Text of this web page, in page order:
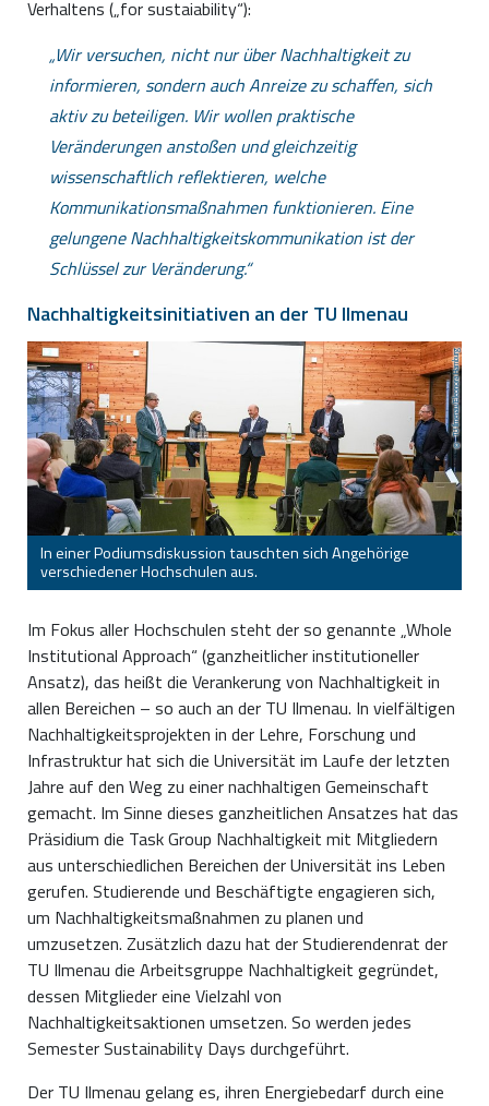
Verhaltens („for sustaiability“):
Wir versuchen, nicht nur über Nachhaltigkeit zu
informieren, sondern auch Anreize zu schaffen, sich
aktiv zu beteiligen. Wir wollen praktische
Veränderungen anstoßen und gleichzeitig
wissenschaftlich reflektieren, welche
Kommunikationsmaßnahmen funktionieren. Eine
gelungene Nachhaltigkeitskommunikation ist der
Schlüssel zur Veränderung.
Nachhaltigkeitsinitiativen an der TU Ilmenau
In einer Podiumsdiskussion tauschten sich Angehörige
verschiedener Hochschulen aus.
TU Ilmenau/Eleonora Hamburg
Im Fokus aller Hochschulen steht der so genannte „Whole
Institutional Approach“ (ganzheitlicher institutioneller
Ansatz), das heißt die Verankerung von Nachhaltigkeit in
allen Bereichen – so auch an der TU Ilmenau. In vielfältigen
Nachhaltigkeitsprojekten in der Lehre, Forschung und
Infrastruktur hat sich die Universität im Laufe der letzten
Jahre auf den Weg zu einer nachhaltigen Gemeinschaft
gemacht. Im Sinne dieses ganzheitlichen Ansatzes hat das
Präsidium die Task Group Nachhaltigkeit mit Mitgliedern
aus unterschiedlichen Bereichen der Universität ins Leben
gerufen. Studierende und Beschäftigte engagieren sich,
um Nachhaltigkeitsmaßnahmen zu planen und
umzusetzen. Zusätzlich dazu hat der Studierendenrat der
TU Ilmenau die Arbeitsgruppe Nachhaltigkeit gegründet,
dessen Mitglieder eine Vielzahl von
Nachhaltigkeitsaktionen umsetzen. So werden jedes
Semester Sustainability Days durchgeführt.
Der TU Ilmenau gelang es, ihren Energiebedarf durch eine